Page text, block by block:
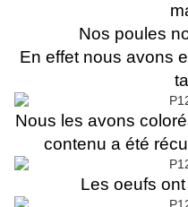
Nos poules
En effet nous avons
Nous les avons
contenu a été
Les oeufs